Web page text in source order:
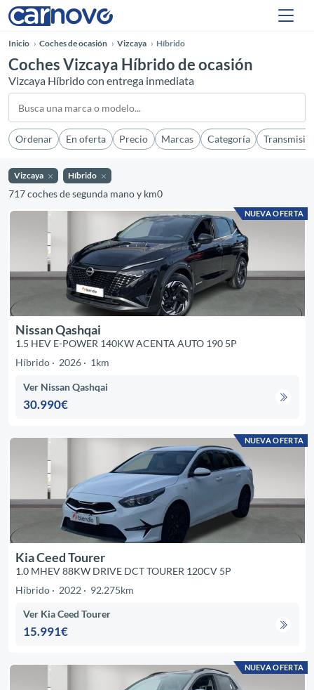
Inicio Coches de ocasión Vizcaya Híbrido
Coches Vizcaya Híbrido de ocasión
Vizcaya Híbrido con entrega inmediata
Ordenar En oferta Precio Marcas Categoría
Vizcaya Híbrido
717 coches de segunda mano y km0
NUEVA OFERTA
Nissan Qashqai
1.5 HEV E-POWER 140KW ACENTA AUTO 190 5P
Híbrido
2026 1km
Ver Nissan Qashqai
30.990€
NUEVA OFERTA
Kia Ceed Tourer
1.0 MHEV 88KW DRIVE DCT TOURER 120CV 5P
Híbrido
2022 92.275km
Ver Kia Ceed Tourer
15.991€
NUEVA OFERTA